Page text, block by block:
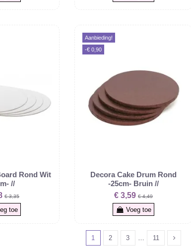
Rond Wit
//
€ 3,35
toe
Aanbieding!
-€ 0,90
Decora Cake Drum Rond
-25cm- Bruin //
€ 3,59 € 4,49
Voeg toe
1 2 3 … 11